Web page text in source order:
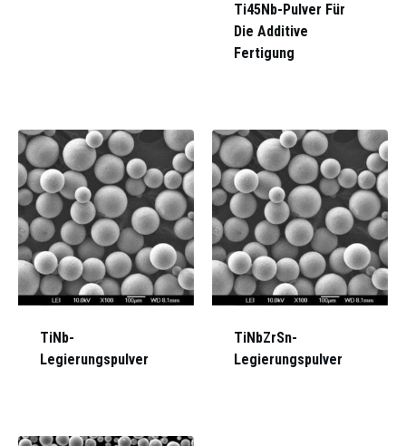
Ti45Nb-Pulver Für
Die Additive
Fertigung
TiNb-
Legierungspulver
TiNbZrSn-
Legierungspulver